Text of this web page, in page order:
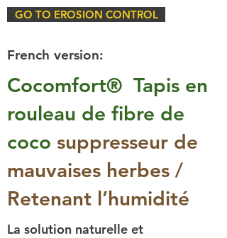
GO TO EROSION CONTROL
French version:
Cocomfort® Tapis en
rouleau de fibre de
coco suppresseur de
mauvaises herbes /
Retenant l’humidité
La solution naturelle et